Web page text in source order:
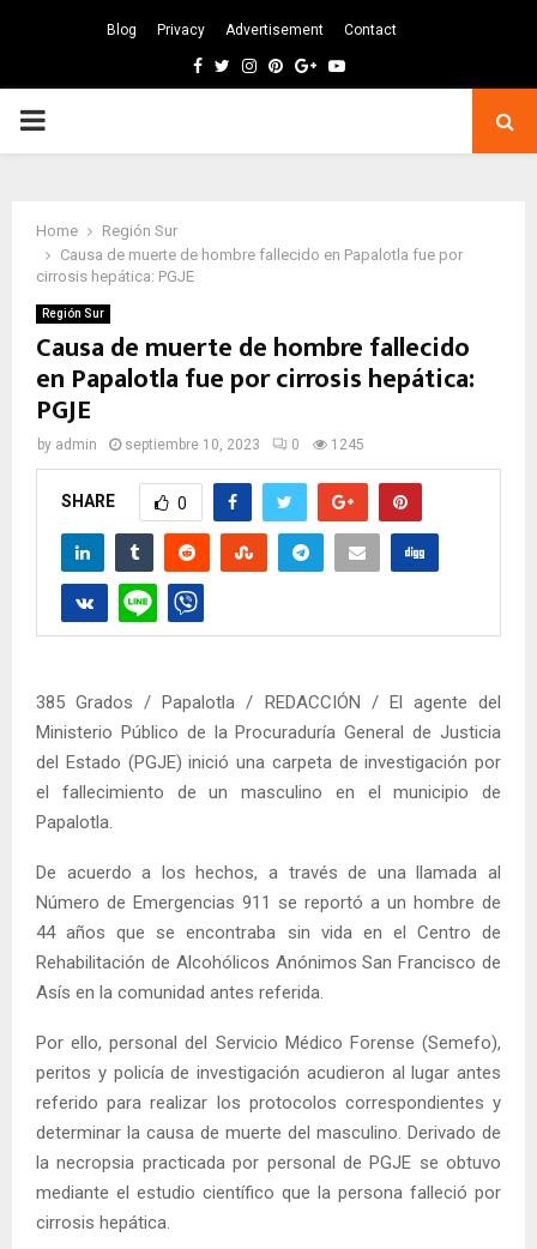
Blog Privacy Advertisement Contact
Facebook
TwitterInstagram
Pinterest
GoogleYoutube
PRIMARY
Home
Región Sur
Causa de muerte de hombre fallecido en Papalotla fue por
cirrosis hepática: PGJE
Región Sur
Causa de muerte de hombre fallecido
en Papalotla fue por cirrosis hepática:
PGJE
by admin septiembre 10, 2023 0 1245
SHARE 0
385 Grados / Papalotla / REDACCIÓN / El agente del
Ministerio Público de la Procuraduría General de Justicia
del Estado (PGJE) inició una carpeta de investigación por
el fallecimiento de un masculino en el municipio de
Papalotla.
De acuerdo a los hechos, a través de una llamada al
Número de Emergencias 911 se reportó a un hombre de
44 años que se encontraba sin vida en el Centro de
Rehabilitación de Alcohólicos Anónimos San Francisco de
Asís en la comunidad antes referida.
Por ello, personal del Servicio Médico Forense (Semefo),
peritos y policía de investigación acudieron al lugar antes
referido para realizar los protocolos correspondientes y
determinar la causa de muerte del masculino. Derivado de
la necropsia practicada por personal de PGJE se obtuvo
mediante el estudio científico que la persona falleció por
cirrosis hepática.